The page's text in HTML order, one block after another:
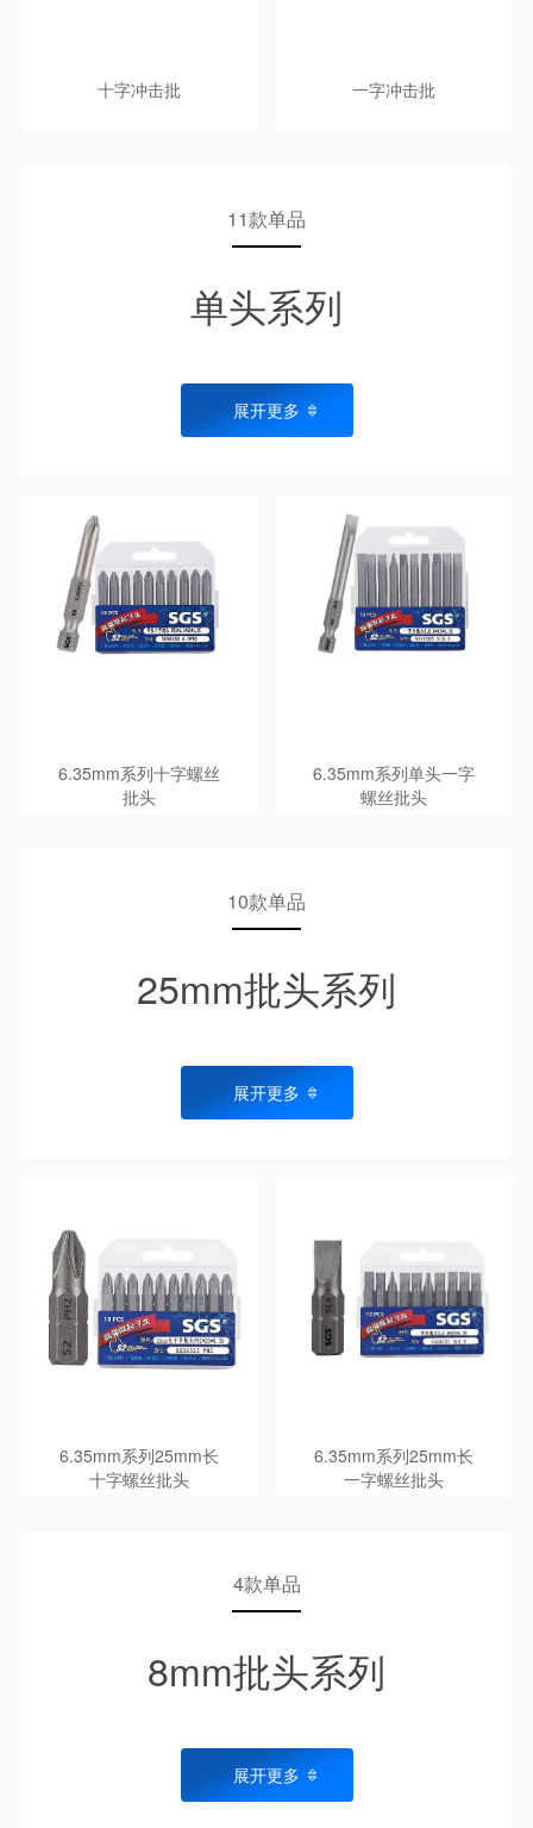
十字冲击批 一字冲击批
11款单品
单头系列
展开更多
6.35mm系列十字螺丝
批头
6.35mm系列单头一字
螺丝批头
10款单品
25mm批头系列
展开更多
6.35mm系列25mm长
十字螺丝批头
6.35mm系列25mm长
一字螺丝批头
4款单品
8mm批头系列
展开更多